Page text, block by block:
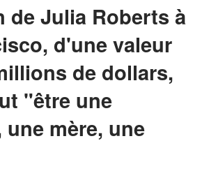
de Julia Roberts à
d'une valeur
de dollars,
"être une
mère, une